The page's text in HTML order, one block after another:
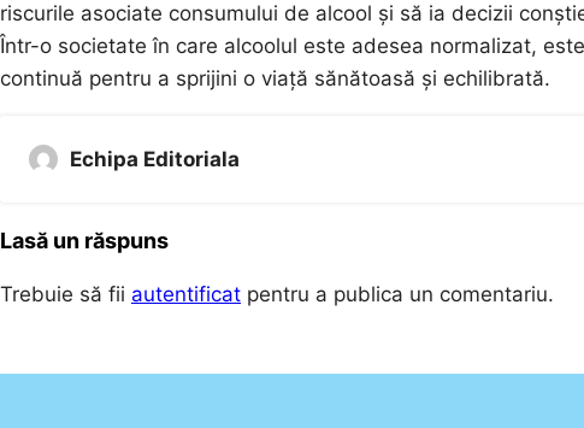
riscurile asociate consumului de alcool și să ia decizii
Într-o societate în care alcoolul este adesea normalizat,
continuă pentru a sprijini o viață sănătoasă și echilibrată.
Echipa Editoriala
Lasă un răspuns
Trebuie să fii autentificat pentru a publica un comentariu.